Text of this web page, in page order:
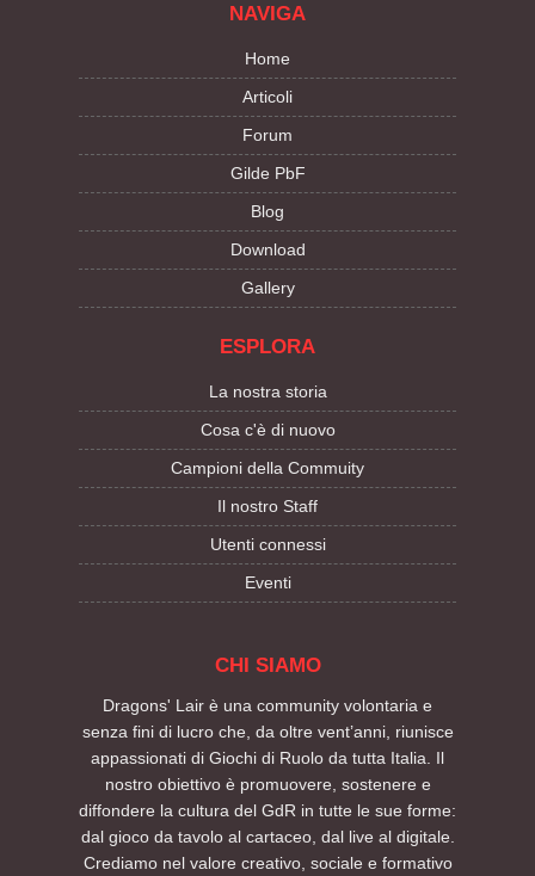
NAVIGA
Home
Articoli
Forum
Gilde PbF
Blog
Download
Gallery
ESPLORA
La nostra storia
Cosa c'è di nuovo
Campioni della Commuity
Il nostro Staff
Utenti connessi
Eventi
CHI SIAMO
Dragons' Lair è una community volontaria e
senza fini di lucro che, da oltre vent’anni, riunisce
appassionati di Giochi di Ruolo da tutta Italia. Il
nostro obiettivo è promuovere, sostenere e
diffondere la cultura del GdR in tutte le sue forme:
dal gioco da tavolo al cartaceo, dal live al digitale.
Crediamo nel valore creativo, sociale e formativo